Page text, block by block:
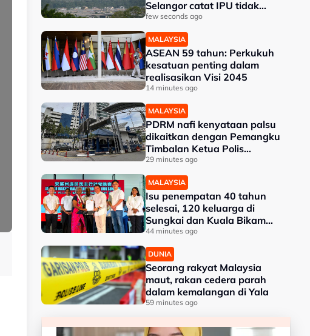
Selangor catat IPU tidak
sihat
few seconds ago
MALAYSIA
ASEAN 59 tahun: Perkukuh
kesatuan penting dalam
realisasikan Visi 2045
14 minutes ago
MALAYSIA
PDRM nafi kenyataan palsu
dikaitkan dengan Pemangku
Timbalan Ketua Polis
Negara
29 minutes ago
MALAYSIA
Isu penempatan 40 tahun
selesai, 120 keluarga di
Sungkai dan Kuala Bikam
terima geran tanah
44 minutes ago
DUNIA
Seorang rakyat Malaysia
maut, rakan cedera parah
dalam kemalangan di Yala
59 minutes ago